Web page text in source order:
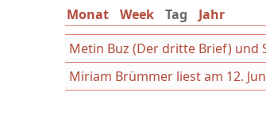
Monat Week Tag (aktiver
Jahr
Metin Buz (Der dritte Brief) und
Miriam Brümmer liest am 12.